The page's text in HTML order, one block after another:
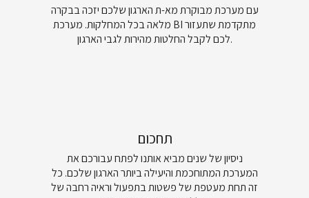
עם מערכת מבוקרת מא-ת הארגון שלכם יזכה בבקרה
מלאה בכל המחלקות. מערכת BI מתקדמת שתעזור
לכם לקבל החלטות מהירות לגבי הארגון.
תחכום
ניסיון של שנים מביא אותנו לפתח עבורכם את
המערכת המתוחכמת והיעילה ביותר הארגון שלכם. כל
זה תחת מעטפת של פשטות בתפעול וראיה רחבה של